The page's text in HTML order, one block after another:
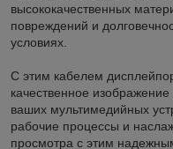
высококачественных
повреждений и
условиях.
С этим кабелем
качественное
ваших мультимедийных
рабочие процессы и
просмотра с этим